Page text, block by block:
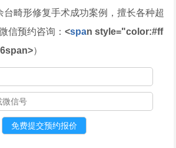
台畸形修复手术成功案例，擅长各种超
信预约咨询：<span style="color:#ff
span>）